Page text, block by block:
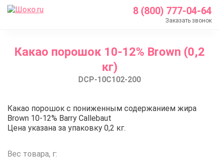
8 (800) 777-04-64
Заказать звонок
Каталог
Шоколад Barry Callebaut
Какао продукты
Какао порошок 10-12% Brown (0,2
кг)
DCP-10C102-200
Какао порошок 10-12% Brown
Какао порошок c пониженным содержанием жира
Brown 10-12% Barry Callebaut
Цена указана за упаковку 0,2 кг.
Вес товара, г: